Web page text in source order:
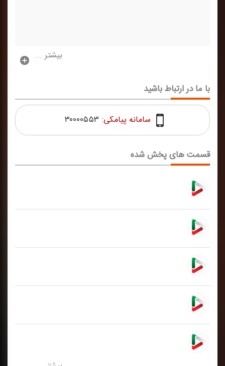
بیشتر ...
قسمت های پخش شده
با ما در ارتباط باشید
سامانه پیامکی: ۳۰۰۰۰۵۵۳